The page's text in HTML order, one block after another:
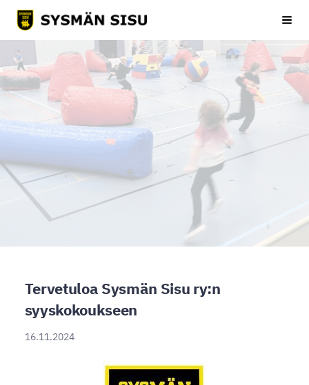
Siirry
sivun
Sysmän Sisu
Tervetuloa Sysmän Sisu ry:n
syyskokoukseen
16.11.2024